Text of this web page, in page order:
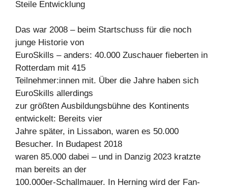
Steile Entwicklung
Das war 2008 – beim Startschuss für die noch
junge Historie von
EuroSkills – anders: 40.000 Zuschauer fieberten in
Rotterdam mit 415
Teilnehmer:innen mit. Über die Jahre haben sich
EuroSkills allerdings
zur größten Ausbildungsbühne des Kontinents
entwickelt: Bereits vier
Jahre später, in Lissabon, waren es 50.000
Besucher. In Budapest 2018
waren 85.000 dabei – und in Danzig 2023 kratzte
man bereits an der
100.000er-Schallmauer. In Herning wird der Fan-